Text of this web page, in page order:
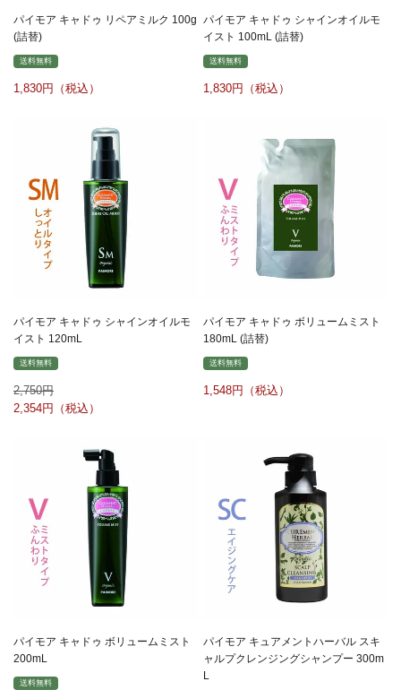
パイモア キャドゥ リペアミルク 100g
(詰替)
送料無料
1,830
パイモア キャドゥ シャインオイルモ
イスト 100mL (詰替)
送料無料
1,830
パイモア キャドゥ シャインオイルモ
イスト 120mL
送料無料
2,750
2,354
パイモア キャドゥ ボリュームミスト
180mL (詰替)
送料無料
1,548
パイモア キャドゥ ボリュームミスト
200mL
送料無料
パイモア キュアメントハーバル スキ
ャルプクレンジングシャンプー 300m
L